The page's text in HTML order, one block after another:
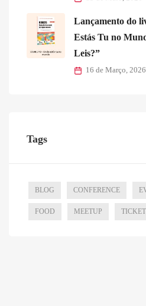
Lançamento do
Estás Tu no
Leis?”
16 de Março, 2026
Tags
BLOG CONFERENCE
FOOD MEETUP